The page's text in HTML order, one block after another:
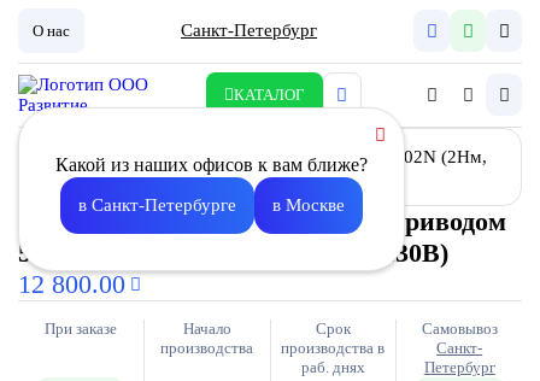
О нас Санкт-Петербург
КАТАЛОГ
Какой из наших офисов к вам ближе?
в Санкт-Петербурге в Москве
Заслонка воздушная Z- 4020 с приводом
5102N (2Нм, без пруж. возвр., 230В)
12 800.00
При заказе
Начало
производства
Срок
производства в
раб. днях
Самовывоз
Санкт-
Петербург